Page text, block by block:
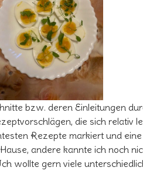
bzw. deren Einleitungen
die sich relativ
Rezepte markiert und
andere kannte ich noch
wollte gern viele